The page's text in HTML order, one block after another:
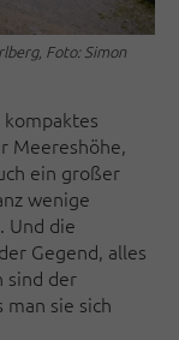
Foto: Simon
Meereshöhe,
ein großer
wenige
Und die
Gegend, alles
sind der
sie sich